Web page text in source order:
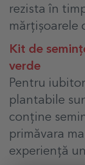
rezista în
mărțișoarele
Kit de
verde
Pentru
plantabile
conține
primăvara
experiență